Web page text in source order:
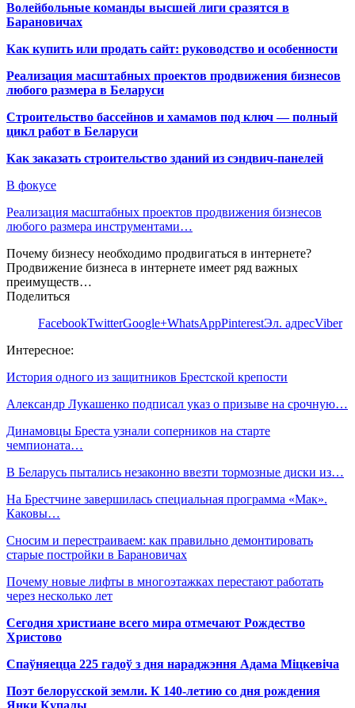
Волейбольные команды высшей лиги сразятся в
Барановичах
Как купить или продать сайт: руководство и особенности
Реализация масштабных проектов продвижения бизнесов
любого размера в Беларуси
Строительство бассейнов и хамамов под ключ — полный
цикл работ в Беларуси
Как заказать строительство зданий из сэндвич-панелей
В фокусе
Реализация масштабных проектов продвижения бизнесов
любого размера инструментами…
Почему бизнесу необходимо продвигаться в интернете?
Продвижение бизнеса в интернете имеет ряд важных
преимуществ…
Поделиться
FacebookTwitterGoogle+WhatsAppPinterestЭл. адресViber
Интересное:
История одного из защитников Брестской крепости
Александр Лукашенко подписал указ о призыве на срочную…
Динамовцы Бреста узнали соперников на старте
чемпионата…
В Беларусь пытались незаконно ввезти тормозные диски из…
На Брестчине завершилась специальная программа «Мак».
Каковы…
Сносим и перестраиваем: как правильно демонтировать
старые постройки в Барановичах
Почему новые лифты в многоэтажках перестают работать
через несколько лет
Сегодня христиане всего мира отмечают Рождество
Христово
Спаўняецца 225 гадоў з дня нараджэння Адама Міцкевіча
Поэт белорусской земли. К 140-летию со дня рождения